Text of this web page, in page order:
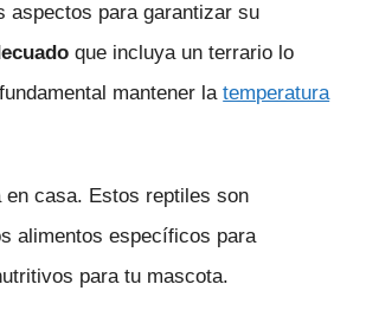
aspectos para garantizar su
que incluya un terrario lo
mantener latemperatura
en casa. Estos reptiles son
alimentos específicos para
para tu mascota.